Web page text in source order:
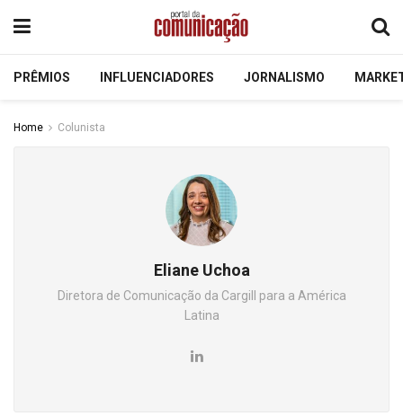
PRÊMIOS INFLUENCIADORES JORNALISMO
Home Colunista
Eliane Uchoa
Diretora de Comunicação da Cargill para a América
Latina